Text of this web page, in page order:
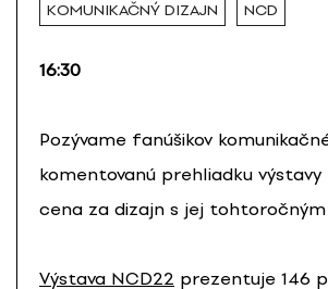
KOMUNIKAČNÝ DIZAJN NCD
16:30
Pozývame fanúšikov
komentovanú prehliadku
cena za dizajn s jej
Výstava NCD22 prezentuje 146